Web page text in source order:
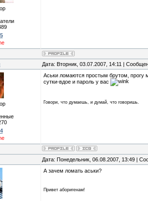
5
Дата: Вторник, 03.07.2007, 14:11 |
4
Аськи ломаются простым брутом, прогу
сутки-вдое и пароль у вас
Говори, что думаешь, и думай, что говоришь.
Дата: Понедельник, 06.08.2007, 13:49 |
А зачем ломать аськи?
Привет аборигенам!